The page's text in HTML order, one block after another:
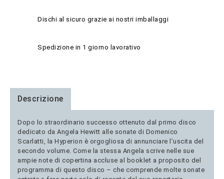
Dischi al sicuro grazie ai nostri imballaggi
Spedizione in 1 giorno lavorativo
Descrizione
Dopo lo straordinario successo ottenuto dal primo disco
dedicato da Angela Hewitt alle sonate di Domenico
Scarlatti, la Hyperion è orgogliosa di annunciare l’uscita del
secondo volume. Come la stessa Angela scrive nelle sue
ampie note di copertina accluse al booklet a proposito del
programma di questo disco – che comprende molte sonate